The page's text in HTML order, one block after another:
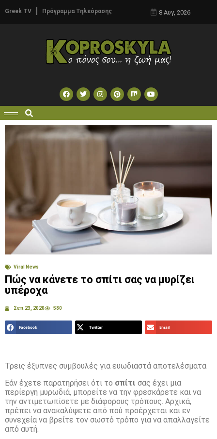
Greek TV Πρόγραμμα Τηλεόρασης 8 Αυγ, 2026
Viral News
Πώς να κάνετε το σπίτι σας να μυρίζει
υπέροχα
Σεπ 23, 2020 580
Facebook Twitter Email
Τρεις έξυπνες συμβουλές για ευωδιαστά αποτελέσματα
Εάν έχετε παρατηρήσει ότι το σπίτι σας έχει μια
περίεργη μυρωδιά, μπορείτε να την φρεσκάρετε και να
την αντιμετωπίσετε με διάφορους τρόπους. Αρχικά,
πρέπει να ανακαλύψετε από πού προέρχεται και εν
συνεχεία να βρείτε τον σωστό τρόπο για να απαλλαγείτε
από αυτή.